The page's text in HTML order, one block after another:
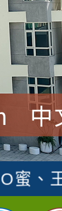
中
市中
獲社
蜜、
國
張O